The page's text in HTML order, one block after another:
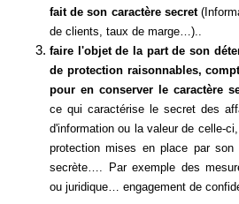
fait de son caractère secret
de clients, taux de marge…)..
faire l'objet de la part de son
de protection raisonnables,
pour en conserver le caractère
ce qui caractérise le secret des
d'information ou la valeur de celle-
protection mises en place par son
secrète…. Par exemple des
ou juridique… engagement de